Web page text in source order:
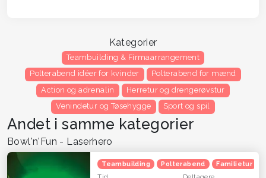
Kategorier
Teambuilding & Firmaarrangement
Polterabend idéer for kvinder
Polterabend for mænd
Action og adrenalin
Herretur og drengerøvstur
Venindetur og Tøsehygge
Sport og spil
Andet i samme kategorier
Bowl'n'Fun - Laserhero
Teambuilding Polterabend Familietur